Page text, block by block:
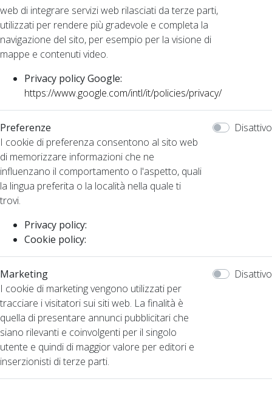
web di integrare servizi web rilasciati da terze parti,
utilizzati per rendere più gradevole e completa la
navigazione del sito, per esempio per la visione di
mappe e contenuti video.
Privacy policy Google:
https://www.google.com/intl/it/policies/privacy/
Preferenze
I cookie di preferenza consentono al sito web
di memorizzare informazioni che ne
influenzano il comportamento o l'aspetto, quali
la lingua preferita o la località nella quale ti
trovi.
Privacy policy:
Cookie policy:
Disattivo
Marketing
I cookie di marketing vengono utilizzati per
tracciare i visitatori sui siti web. La finalità è
quella di presentare annunci pubblicitari che
siano rilevanti e coinvolgenti per il singolo
utente e quindi di maggior valore per editori e
inserzionisti di terze parti.
Disattivo